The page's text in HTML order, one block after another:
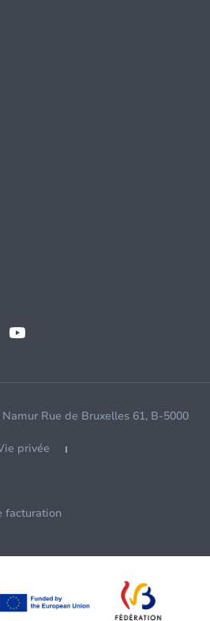
Rue de Bruxelles 61, B-5000
privée
facturation